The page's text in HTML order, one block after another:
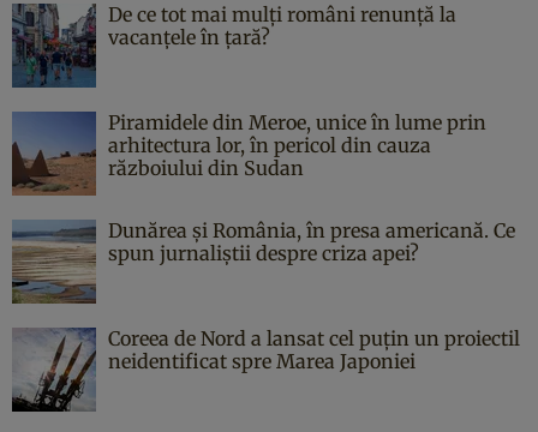
De ce tot mai mulți români renunță la
vacanțele în țară?
Piramidele din Meroe, unice în lume prin
arhitectura lor, în pericol din cauza
războiului din Sudan
Dunărea și România, în presa americană. Ce
spun jurnaliștii despre criza apei?
Coreea de Nord a lansat cel puțin un proiectil
neidentificat spre Marea Japoniei